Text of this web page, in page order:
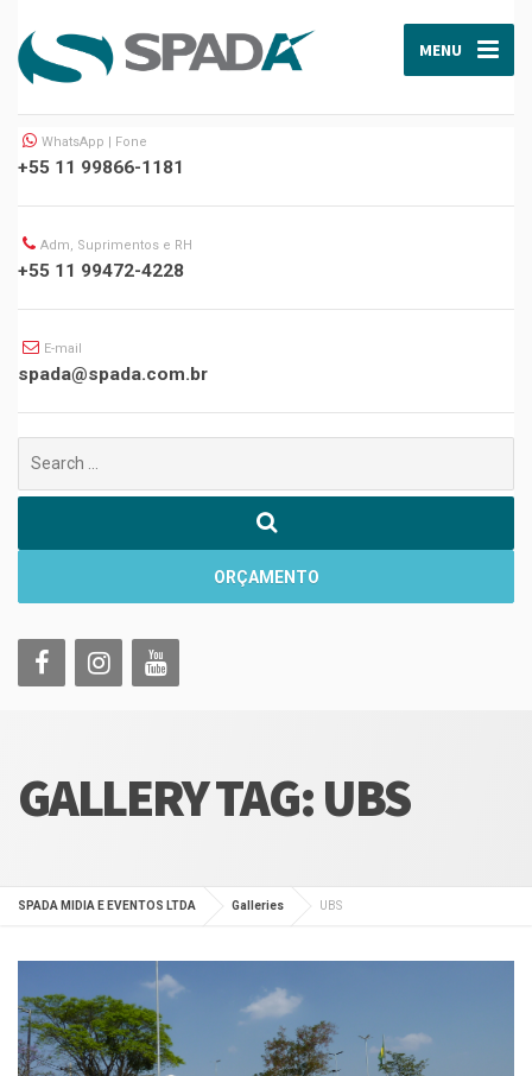
MENU
WhatsApp | Fone
+55 11 99866-1181
Adm, Suprimentos e RH
+55 11 99472-4228
E-mail
spada@spada.com.br
por:
ORÇAMENTO
GALLERY TAG:UBS
SPADA MIDIA E EVENTOS LTDA Galleries UBS